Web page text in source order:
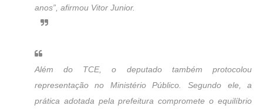
anos”, afirmou Vitor Junior.
Além do TCE, o deputado também protocolou
representação no Ministério Público. Segundo ele, a
prática adotada pela prefeitura compromete o equilíbrio